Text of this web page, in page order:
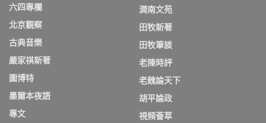
六四專欄
北京觀察
古典音樂
嚴家祺新著
圖博特
墨爾本夜語
專文
潤南文苑
田牧新著
田牧筆談
老陳時評
老魏論天下
胡平論政
視頻薈萃